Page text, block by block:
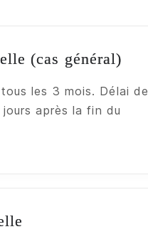
(cas général)
les 3 mois. Délai de
après la fin du